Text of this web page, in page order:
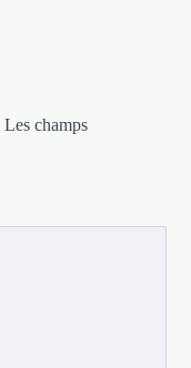
Les champs